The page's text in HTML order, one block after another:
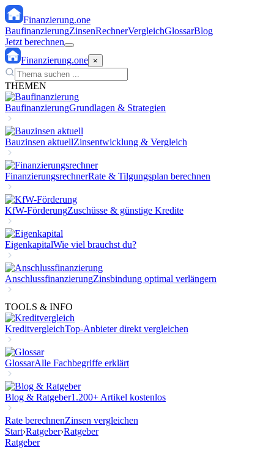
Finanzierung.one
BaufinanzierungZinsenRechnerVergleichGlossarBlog
Jetzt berechnen
Finanzierung.one ×
THEMEN
BaufinanzierungGrundlagen & Strategien
Bauzinsen aktuellZinsentwicklung & Vergleich
FinanzierungsrechnerRate & Tilgungsplan berechnen
KfW-FörderungZuschüsse & günstige Kredite
EigenkapitalWie viel brauchst du?
AnschlussfinanzierungZinsbindung optimal verlängern
TOOLS & INFO
KreditvergleichTop-Anbieter direkt vergleichen
GlossarAlle Fachbegriffe erklärt
Blog & Ratgeber1.200+ Artikel kostenlos
Rate berechnenZinsen vergleichen
Start›Ratgeber›Ratgeber
Ratgeber